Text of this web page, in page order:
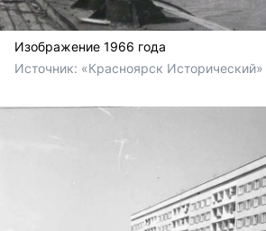
Изображение 1966 года
Источник: «Красноярск